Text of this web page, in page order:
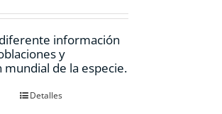
información
y
de la especie.
Detalles